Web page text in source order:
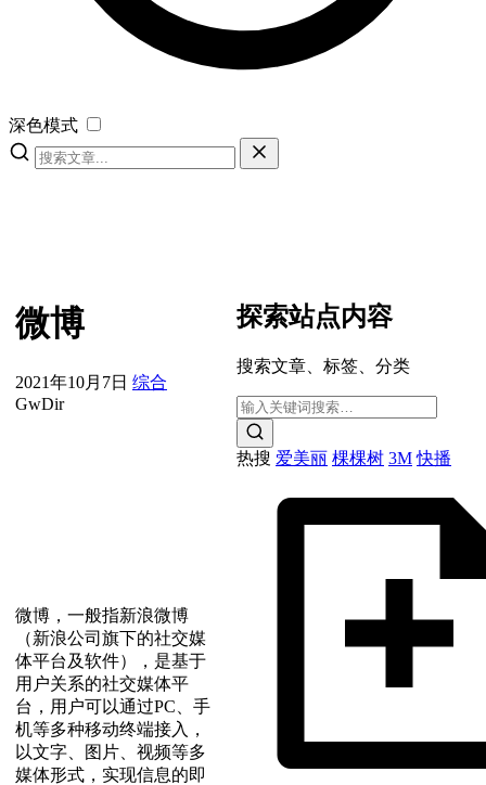
深色模式
微博
2021年10月7日 综合
GwDir
微博，一般指新浪微博
（新浪公司旗下的社交媒
体平台及软件），是基于
用户关系的社交媒体平
台，用户可以通过PC、手
机等多种移动终端接入，
以文字、图片、视频等多
媒体形式，实现信息的即
探索站点内容
搜索文章、标签、分类
热搜 爱美丽 棵棵树 3M 快播